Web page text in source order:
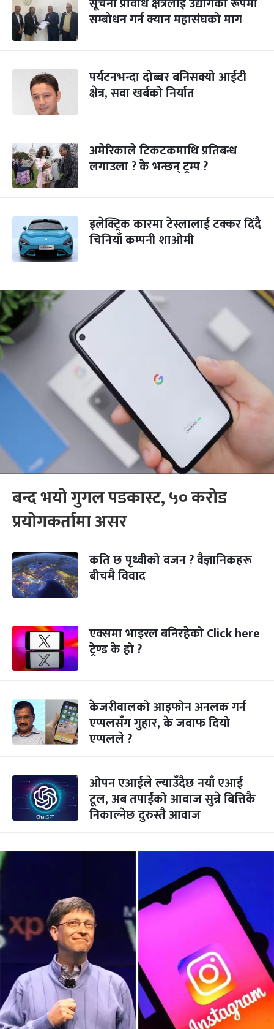
सम्बोधन गर्न क्यान महासंघको माग
पर्यटनभन्दा दोब्बर बनिसक्यो आईटी
क्षेत्र, सवा खर्बको निर्यात
अमेरिकाले टिकटकमाथि प्रतिबन्ध
लगाउला ? के भन्छन् ट्रम्प ?
इलेक्ट्रिक कारमा टेस्लालाई टक्कर दिंदै
चिनियाँ कम्पनी शाओमी
बन्द भयो गुगल पडकास्ट, ५० करोड
प्रयोगकर्तामा असर
कति छ पृथ्वीको वजन ? वैज्ञानिकहरू
बीचमै विवाद
एक्समा भाइरल बनिरहेको Click here
ट्रेण्ड के हो ?
केजरीवालको आइफोन अनलक गर्न
एप्पलसँग गुहार, के जवाफ दियो
एप्पलले ?
ओपन एआईले ल्याउँदैछ नयाँ एआई
टूल, अब तपाईंको आवाज सुन्ने बित्तिकै
निकाल्नेछ दुरुस्तै आवाज